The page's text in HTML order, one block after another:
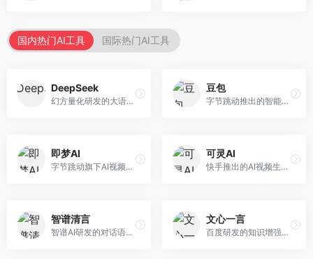
国内热门AI工具 国际热门AI工具
DeepSeek
幻方量化研发的大语言模型平台，专注于深度推理和代码生成能力。面向开发者、研究人员和技术爱好者，提供强大的逻辑推理和数学计算功能，开源生态完善，API接口友好。
豆包
字节跳动推出的智能对话助手平台，提供文本创作、知识问答、英语学习等多种AI服务。面向普通用户和内容创作者，支持多轮对话和文件解析，免费使用，响应速度快，中文理解能力强。
即梦AI
字节跳动旗下AI视频创作平台，支持多模态内容生成。面向内容创作者和营销人员，提供文生视频、图生视频、智能剪辑等功能，中文理解能力强，创作效率高。
可灵AI
快手推出的AI视频生成平台，支持文生视频和图生视频，可生成长达2分钟的高质量视频内容。面向短视频创作者和营销人员，操作简便，生成效果逼真，适合商业推广和创意表达。
智谱清言
智谱AI研发的对话语言模型，支持中英双语交互。面向中文用户和开发者，提供知识问答、代码编写、文档解读等服务，开源生态完善，学术研究背景深厚。
文心一言
百度研发的知识增强大语言模型，深度融合百度知识图谱和搜索能力。面向中文用户，提供知识问答、文本创作、逻辑推理等服务，中文语境理解准确，知识覆盖面广。